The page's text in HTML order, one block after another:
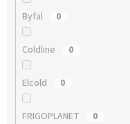
Byfal 0
Coldline 0
Elcold 0
FRIGOPLANET 0